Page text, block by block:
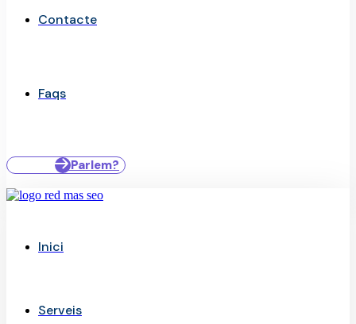
Contacte
Faqs
Parlem?
Inici
Serveis